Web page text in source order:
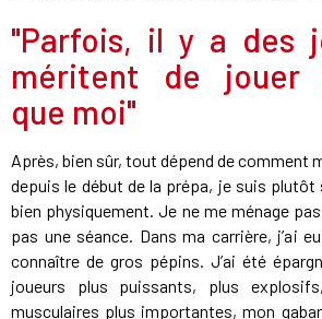
"Parfois, il y a des
méritent de jouer
que moi"
Après, bien sûr, tout dépend de comment
depuis le début de la prépa, je suis
bien physiquement. Je ne me ménage
pas une séance. Dans ma carrière, j’ai
connaître de gros pépins. J’ai été
joueurs plus puissants, plus
musculaires plus importantes, mon